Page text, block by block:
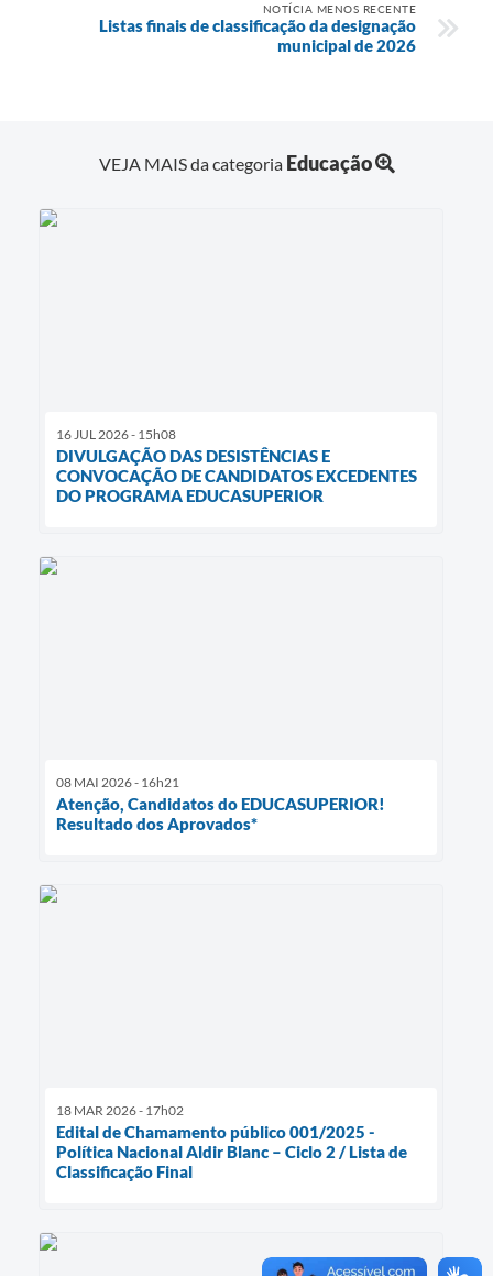
NOTÍCIA MENOS RECENTE
Listas finais de classificação da designação
municipal de 2026
VEJA MAIS da categoria Educação
16 JUL 2026 - 15h08
DIVULGAÇÃO DAS DESISTÊNCIAS E
CONVOCAÇÃO DE CANDIDATOS EXCEDENTES
DO PROGRAMA EDUCASUPERIOR
08 MAI 2026 - 16h21
Atenção, Candidatos do EDUCASUPERIOR!
Resultado dos Aprovados*
18 MAR 2026 - 17h02
Edital de Chamamento público 001/2025 -
Política Nacional Aldir Blanc – Ciclo 2 / Lista de
Classificação Final